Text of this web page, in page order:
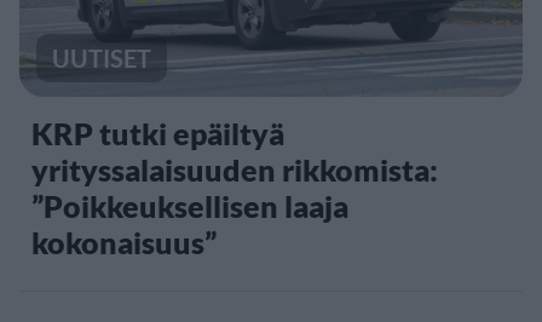
UUTISET
KRP tutki epäiltyä
yrityssalaisuuden rikkomista:
”Poikkeuksellisen laaja
kokonaisuus”